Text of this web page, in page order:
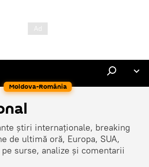
Moldova-România
știri internaționale, breaking
de ultimă oră, Europa, SUA,
pe surse, analize și comentarii